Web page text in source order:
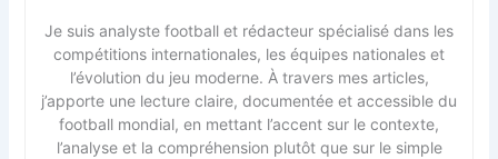
Je suis analyste football et rédacteur spécialisé dans les
compétitions internationales, les équipes nationales et
l’évolution du jeu moderne. À travers mes articles,
j’apporte une lecture claire, documentée et accessible du
football mondial, en mettant l’accent sur le contexte,
l’analyse et la compréhension plutôt que sur le simple